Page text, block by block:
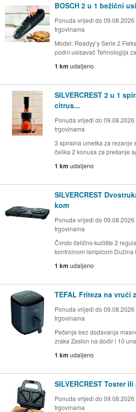
BOSCH 2 u 1 bežični
Ponuda vrijedi do
trgovinama
Model: Readyy’y Serie 2
podni usisavač Tehnologija
1 km udaljeno
SILVERCREST 2 u 1
citrus...
Ponuda vrijedi do
trgovinama
3 spiralna umetka za rezanje
čelika 2 konusa za prešanje
1 km udaljeno
SILVERCREST
kom
Ponuda vrijedi do
trgovinama
Čvrsto čelično kućište 2
kontrolnom lampicom Dužina
1 km udaljeno
TEFAL Friteza na vrući
Ponuda vrijedi do
trgovinama
Pečenje bez dodavanja
zraka Zaslon na dodir i 10
1 km udaljeno
SILVERCREST Toster
Ponuda vrijedi do
trgovinama